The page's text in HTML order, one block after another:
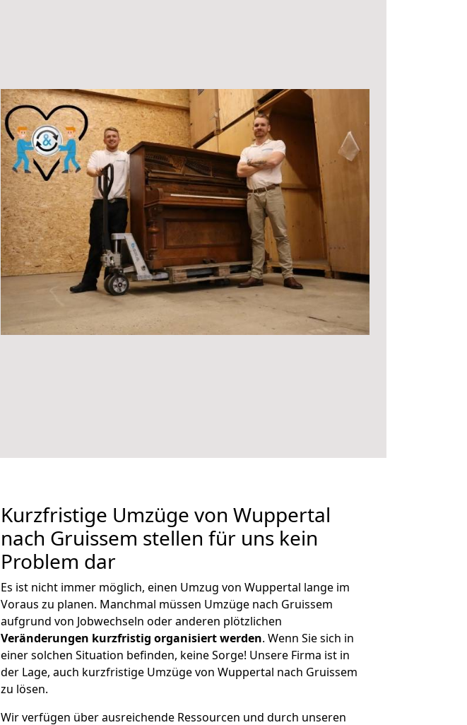
Kurzfristige Umzüge von Wuppertal
nach Gruissem stellen für uns kein
Problem dar
Es ist nicht immer möglich, einen Umzug von Wuppertal lange im
Voraus zu planen. Manchmal müssen Umzüge nach Gruissem
aufgrund von Jobwechseln oder anderen plötzlichen
Veränderungen kurzfristig organisiert werden. Wenn Sie sich in
einer solchen Situation befinden, keine Sorge! Unsere Firma ist in
der Lage, auch kurzfristige Umzüge von Wuppertal nach Gruissem
zu lösen.
Wir verfügen über ausreichende Ressourcen und durch unseren